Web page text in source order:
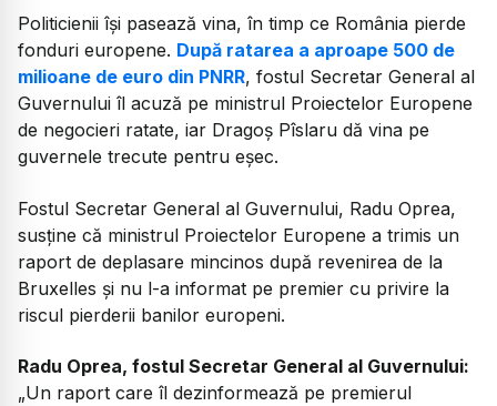
Politicienii își pasează vina, în timp ce România pierde
fonduri europene. După ratarea a aproape 500 de
milioane de euro din PNRR, fostul Secretar General al
Guvernului îl acuză pe ministrul Proiectelor Europene
de negocieri ratate, iar Dragoș Pîslaru dă vina pe
guvernele trecute pentru eșec.
Fostul Secretar General al Guvernului, Radu Oprea,
susține că ministrul Proiectelor Europene a trimis un
raport de deplasare mincinos după revenirea de la
Bruxelles și nu l-a informat pe premier cu privire la
riscul pierderii banilor europeni.
Radu Oprea, fostul Secretar General al Guvernului:
„Un raport care îl dezinformează pe premierul